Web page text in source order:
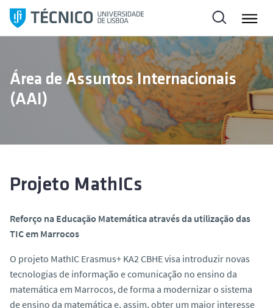
l
a
Área de Assuntos Internacionais
(AAI)
Projeto MathICs
Reforço na Educação Matemática através da utilização das
TIC em Marrocos
O projeto MathIC Erasmus+ KA2 CBHE visa introduzir novas
tecnologias de informação e comunicação no ensino da
matemática em Marrocos, de forma a modernizar o sistema
de ensino da matemática e, assim, obter um maior interesse